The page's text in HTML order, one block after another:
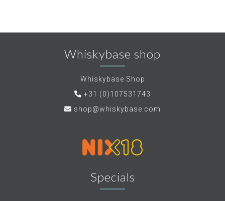
Whiskybase shop
Whiskybase Shop
+31 (0)107531743
shop@whiskybase.com
Specials